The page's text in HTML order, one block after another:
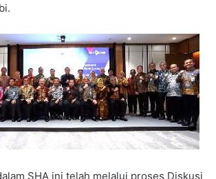
SHA ini telah melalui proses Diskusi